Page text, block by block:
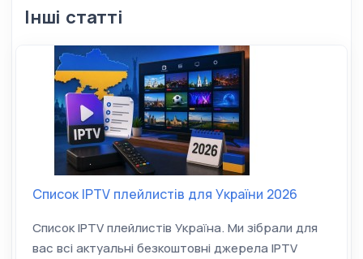
Інші статті
Список IPTV плейлистів для України 2026
Список IPTV плейлистів Україна. Ми зібрали для
вас всі актуальні безкоштовні джерела IPTV